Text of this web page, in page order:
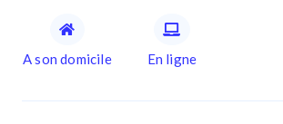
A son domicile En ligne